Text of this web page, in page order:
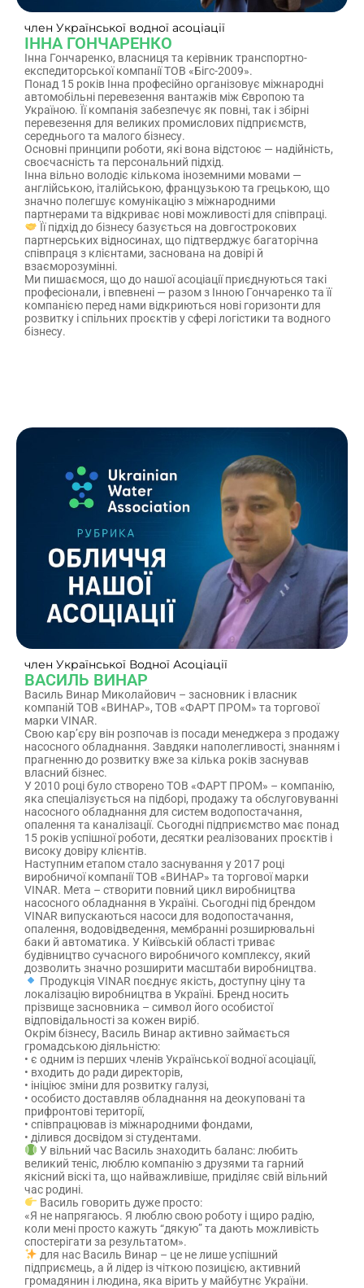
член Української водної асоціації
ІННА ГОНЧАРЕНКО
Інна Гончаренко, власниця та керівник транспортно-
експедиторської компанії ТОВ «Бігс-2009».
Понад 15 років Інна професійно організовує міжнародні
автомобільні перевезення вантажів між Європою та
Україною. Її компанія забезпечує як повні, так і збірні
перевезення для великих промислових підприємств,
середнього та малого бізнесу.
Основні принципи роботи, які вона відстоює — надійність,
своєчасність та персональний підхід.
Інна вільно володіє кількома іноземними мовами —
англійською, італійською, французькою та грецькою, що
значно полегшує комунікацію з міжнародними
партнерами та відкриває нові можливості для співпраці.
Її підхід до бізнесу базується на довгострокових
партнерських відносинах, що підтверджує багаторічна
співпраця з клієнтами, заснована на довірі й
взаєморозумінні.
Ми пишаємося, що до нашої асоціації приєднуються такі
професіонали, і впевнені — разом з Інною Гончаренко та її
компанією перед нами відкриються нові горизонти для
розвитку і спільних проєктів у сфері логістики та водного
бізнесу.
член Української Водної Асоціації
ВАСИЛЬ ВИНАР
Василь Винар Миколайович – засновник і власник
компаній ТОВ «ВИНАР», ТОВ «ФАРТ ПРОМ» та торгової
марки VINAR.
Свою кар’єру він розпочав із посади менеджера з продажу
насосного обладнання. Завдяки наполегливості, знанням і
прагненню до розвитку вже за кілька років заснував
власний бізнес.
У 2010 році було створено ТОВ «ФАРТ ПРОМ» – компанію,
яка спеціалізується на підборі, продажу та обслуговуванні
насосного обладнання для систем водопостачання,
опалення та каналізації. Сьогодні підприємство має понад
15 років успішної роботи, десятки реалізованих проєктів і
високу довіру клієнтів.
Наступним етапом стало заснування у 2017 році
виробничої компанії ТОВ «ВИНАР» та торгової марки
VINAR. Мета – створити повний цикл виробництва
насосного обладнання в Україні. Сьогодні під брендом
VINAR випускаються насоси для водопостачання,
опалення, водовідведення, мембранні розширювальні
баки й автоматика. У Київській області триває
будівництво сучасного виробничого комплексу, який
дозволить значно розширити масштаби виробництва.
Продукція VINAR поєднує якість, доступну ціну та
локалізацію виробництва в Україні. Бренд носить
прізвище засновника – символ його особистої
відповідальності за кожен виріб.
Окрім бізнесу, Василь Винар активно займається
громадською діяльністю:
• є одним із перших членів Української водної асоціації,
• входить до ради директорів,
• ініціює зміни для розвитку галузі,
• особисто доставляв обладнання на деокуповані та
прифронтові території,
• співпрацював із міжнародними фондами,
• ділився досвідом зі студентами.
У вільний час Василь знаходить баланс: любить
великий теніс, люблю компанію з друзями та гарний
якісний віскі та, що найважливіше, приділяє свій вільний
час родині.
Василь говорить дуже просто:
«Я не напрягаюсь. Я люблю свою роботу і щиро радію,
коли мені просто кажуть “дякую” та дають можливість
спостерігати за результатом».
для нас Василь Винар – це не лише успішний
підприємець, а й лідер із чіткою позицією, активний
громадянин і людина, яка вірить у майбутнє України.